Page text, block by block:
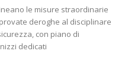
le misure straordinarie
deroghe al disciplinare
con piano di
dedicati